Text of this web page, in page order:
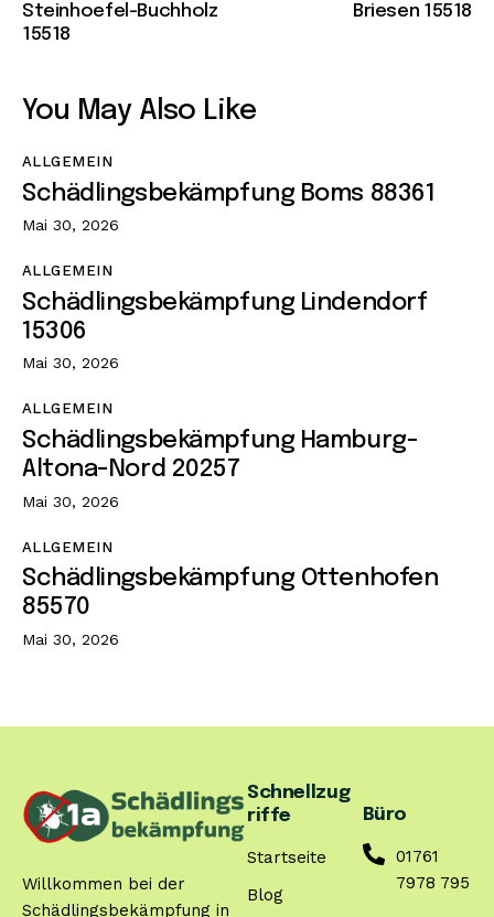
Steinhoefel-Buchholz
15518
Briesen 15518
You May Also Like
ALLGEMEIN
Schädlingsbekämpfung Boms 88361
Mai 30, 2026
ALLGEMEIN
Schädlingsbekämpfung Lindendorf
15306
Mai 30, 2026
ALLGEMEIN
Schädlingsbekämpfung Hamburg-
Altona-Nord 20257
Mai 30, 2026
ALLGEMEIN
Schädlingsbekämpfung Ottenhofen
85570
Mai 30, 2026
Willkommen bei der
Schädlingsbekämpfung in
Schnellzug
riffe
Startseite
Blog
Büro
01761
7978 795